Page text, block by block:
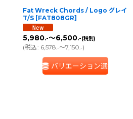
Fat Wreck Chords / Logo グレイ
T/S [FAT808GR]
5,980.-～6,500.-(税別)
(税込: 6,578.-～7,150.-)
バリエーション選択